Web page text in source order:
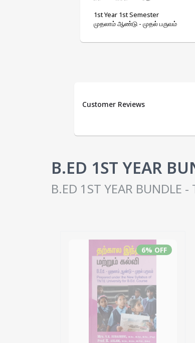
1st Year 1st Semester
முதலாம் ஆண்டு - முதல் பருவம்
Customer Reviews
B.ED 1ST YEAR
B.ED 1ST YEAR BUNDLE
6% OFF